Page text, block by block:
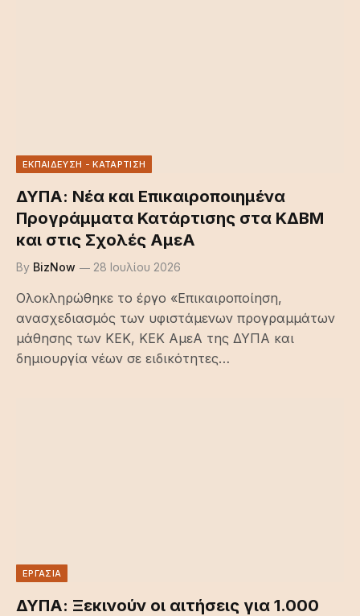
ΕΚΠΑΙΔΕΥΣΗ - ΚΑΤΑΡΤΙΣΗ
ΔΥΠΑ: Νέα και Επικαιροποιημένα
Προγράμματα Κατάρτισης στα ΚΔΒΜ
και στις Σχολές ΑμεΑ
By BizNow 28 Ιουλίου 2026
Ολοκληρώθηκε το έργο «Επικαιροποίηση,
ανασχεδιασμός των υφιστάμενων προγραμμάτων
μάθησης των ΚΕΚ, ΚΕΚ ΑμεΑ της ΔΥΠΑ και
δημιουργία νέων σε ειδικότητες…
ΕΡΓΑΣΙΑ
ΔΥΠΑ: Ξεκινούν οι αιτήσεις για 1.000